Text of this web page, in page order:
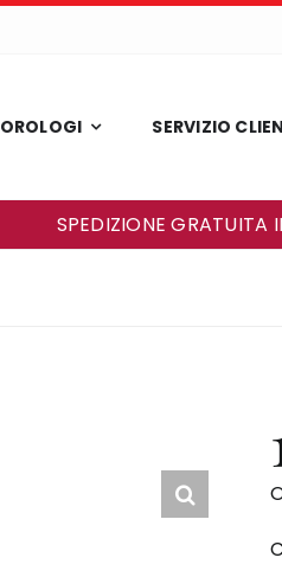
OROLOGI SERVIZIO
SPEDIZIONE GRATUITA